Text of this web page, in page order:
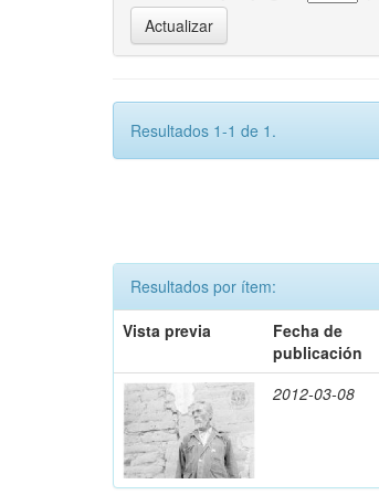
Resultados 1-1 de 1.
Resultados por ítem:
Vista previa
Fecha de
publicación
2012-03-08